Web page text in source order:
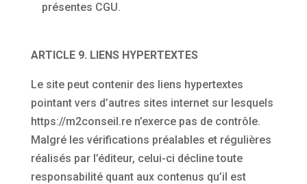
présentes CGU.
ARTICLE 9. LIENS HYPERTEXTES
Le site peut contenir des liens hypertextes
pointant vers d’autres sites internet sur lesquels
https://m2conseil.re n’exerce pas de contrôle.
Malgré les vérifications préalables et régulières
réalisés par l’éditeur, celui-ci décline toute
responsabilité quant aux contenus qu’il est